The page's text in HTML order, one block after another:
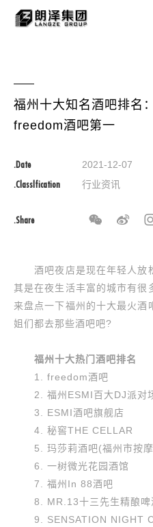
福州十大知名酒吧排名
freedom酒吧第一
.Date 2021-12-07
.Classlfication 行业资讯
.Share
酒吧夜店是现在年轻人放
其是在夜生活丰富的城市有很
来盘点一下福州的十大最火酒
姐们都去那些酒吧吧?
福州十大热门酒吧排名
1. freedom酒吧
2. 福州ESMI百大DJ派对
3. ESMI酒吧旗舰店
4. 秘窖THE CELLAR
5. 玛莎莉酒吧(福州市按摩
6. 一树微光花园酒馆
7. 福州In 88酒吧
8. MR.13十三先生精酿啤
9. SENSATION NIGHT